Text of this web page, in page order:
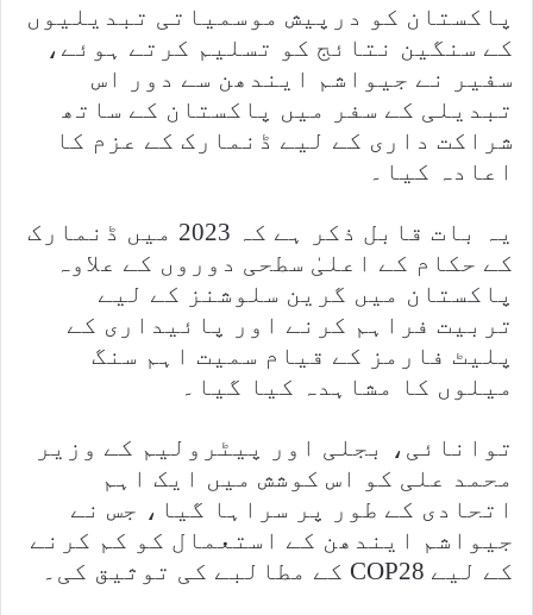
پاکستان کو درپیش موسمیاتی تبدیلیوں
کے سنگین نتائج کو تسلیم کرتے ہوئے،
سفیر نے جیواشم ایندھن سے دور اس
تبدیلی کے سفر میں پاکستان کے ساتھ
شراکت داری کے لیے ڈنمارک کے عزم کا
اعادہ کیا۔
یہ بات قابل ذکر ہے کہ 2023 میں ڈنمارک
کے حکام کے اعلیٰ سطحی دوروں کے علاوہ
پاکستان میں گرین سلوشنز کے لیے
تربیت فراہم کرنے اور پائیداری کے
پلیٹ فارمز کے قیام سمیت اہم سنگ
میلوں کا مشاہدہ کیا گیا۔
توانائی، بجلی اور پیٹرولیم کے وزیر
محمد علی کو اس کوشش میں ایک اہم
اتحادی کے طور پر سراہا گیا، جس نے
جیواشم ایندھن کے استعمال کو کم کرنے
کے لیے COP28 کے مطالبے کی توثیق کی۔